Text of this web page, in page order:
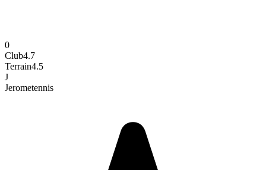
0
Club4.7
Terrain4.5
J
Jerometennis